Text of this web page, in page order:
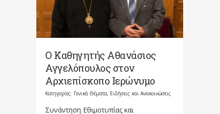
Ο Καθηγητής Αθανάσιος
Αγγελόπουλος στον
Αρχιεπίσκοπο Ιερώνυμο
Κατηγορίες: Γενικά Θέματα, Ειδήσεις και Ανακοινώσεις
Συνάντηση Εθιμοτυπίας και